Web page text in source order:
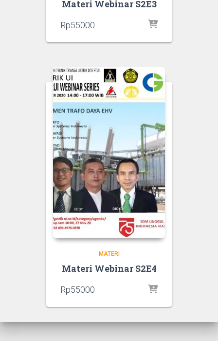
Materi Webinar S2E3
Rp55000
MATERI
Materi Webinar S2E4
Rp55000